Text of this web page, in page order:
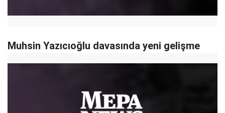
Muhsin Yazıcıoğlu davasında yeni gelişme